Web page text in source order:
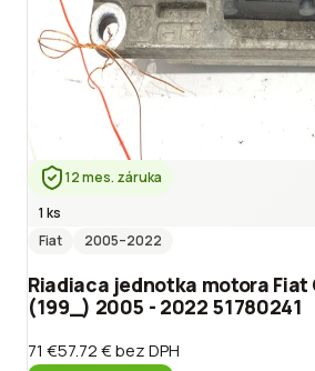
12 mes. záruka
1 ks
Fiat
2005–2022
Riadiaca jednotka motora Fiat
(199_) 2005 - 2022 51780241
71 €57.72 €bez DPH